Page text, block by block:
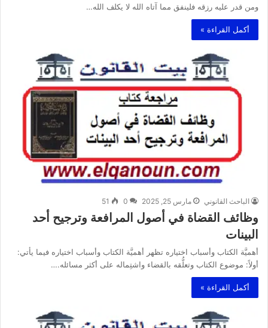
ومن قدر عليه رزقه فلينفق مما آتاه الله لا يكلف الله…
أكمل القراءة »
الباحث القانوني مارس 25, 2025 0
51
وظائف القضاة في أصول المرافعة وترجيح أحد
البينات
أهميَّة الكتاب وأسباب اختياره تظهر أهميَّة الكتاب وأسباب اختياره فيما يأتي:
أولاً: موضوع الكتاب وتعلُّقه بالقضاء واشتِماله على أكثر مسائله.…
أكمل القراءة »